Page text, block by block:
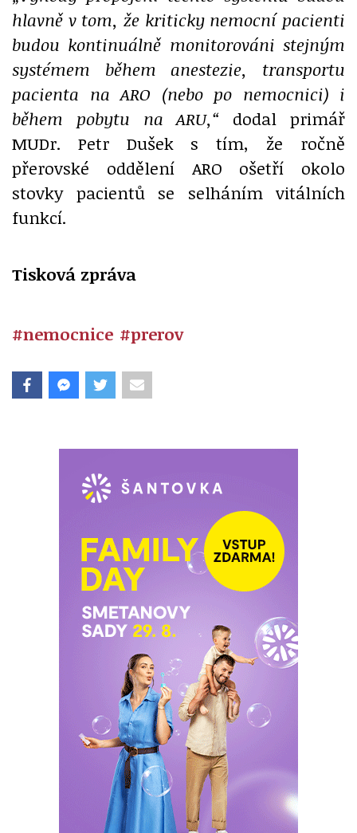
hlavně v tom, že kriticky nemocní pacienti
budou kontinuálně monitorováni stejným
systémem během anestezie, transportu
pacienta na ARO (nebo po nemocnici) i
během pobytu na ARU,“ dodal primář
MUDr. Petr Dušek s tím, že ročně
přerovské oddělení ARO ošetří okolo
stovky pacientů se selháním vitálních
funkcí.
Tisková zpráva
#nemocnice #prerov